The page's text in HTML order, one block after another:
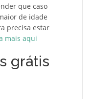
que caso
de idade
precisa estar
mais aqui
grátis